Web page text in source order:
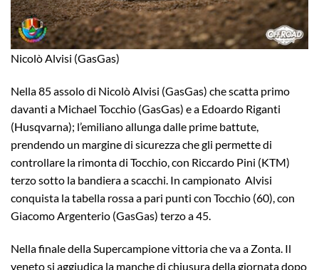
Nicolò Alvisi (GasGas)
Nella 85 assolo di Nicolò Alvisi (GasGas) che scatta primo
davanti a Michael Tocchio (GasGas) e a Edoardo Riganti
(Husqvarna); l’emiliano allunga dalle prime battute,
prendendo un margine di sicurezza che gli permette di
controllare la rimonta di Tocchio, con Riccardo Pini (KTM)
terzo sotto la bandiera a scacchi. In campionato Alvisi
conquista la tabella rossa a pari punti con Tocchio (60), con
Giacomo Argenterio (GasGas) terzo a 45.
Nella finale della Supercampione vittoria che va a Zonta. Il
veneto si aggiudica la manche di chiusura della giornata dopo